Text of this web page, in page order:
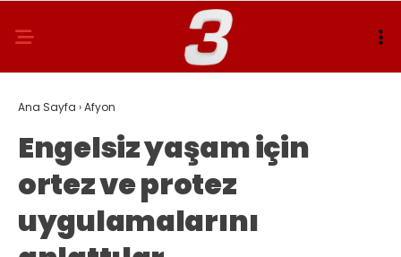
Ana Sayfa ›Afyon
Engelsiz yaşam için
ortez ve protez
uygulamalarını